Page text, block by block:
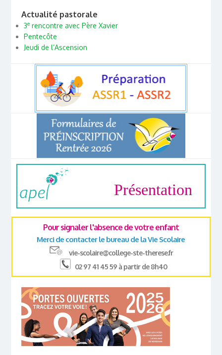
Actualité pastorale
3erencontre avec Père Xavier
Pentecôte
Jeudi de l’Ascension
Présentation
Pour signaler l'absence de votre enfant
Merci de contacter le bureau de la Vie Scolaire
vie-scolaire@college-ste-therese.fr
02 97 41 45 59 à partir de 8h40